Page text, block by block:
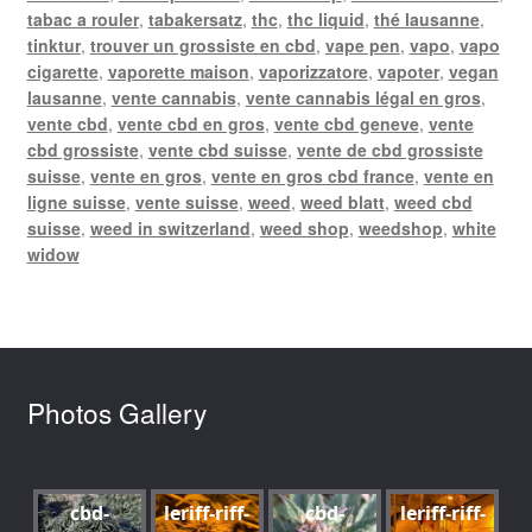
tabac a rouler, tabakersatz, thc, thc liquid, thé lausanne,
tinktur, trouver un grossiste en cbd, vape pen, vapo, vapo
cigarette, vaporette maison, vaporizzatore, vapoter, vegan
lausanne, vente cannabis, vente cannabis légal en gros,
vente cbd, vente cbd en gros, vente cbd geneve, vente
cbd grossiste, vente cbd suisse, vente de cbd grossiste
suisse, vente en gros, vente en gros cbd france, vente en
ligne suisse, vente suisse, weed, weed blatt, weed cbd
suisse, weed in switzerland, weed shop, weedshop, white
widow
Photos Gallery
cbd-
leriff-riff-
cbd-
leriff-riff-